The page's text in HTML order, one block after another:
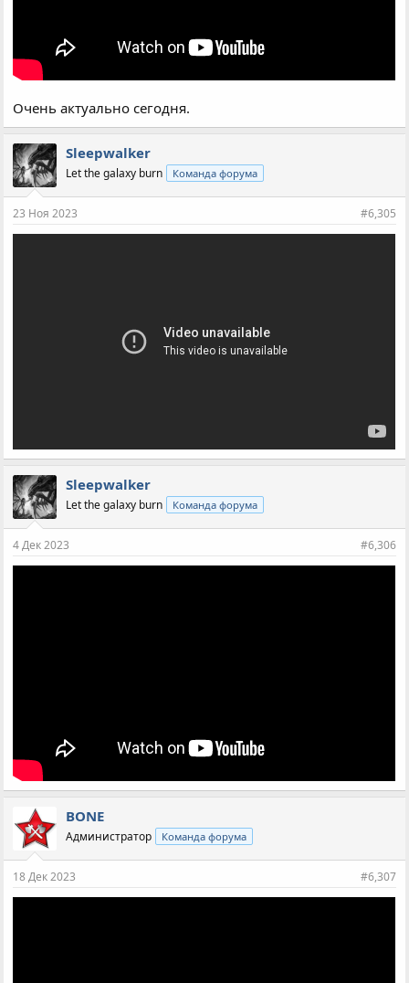
Очень актуально сегодня.
Sleepwalker
Let the galaxy burn Команда форума
23 Ноя 2023 #6,305
Sleepwalker
Let the galaxy burn Команда форума
4 Дек 2023 #6,306
BONE
Администратор Команда форума
18 Дек 2023 #6,307